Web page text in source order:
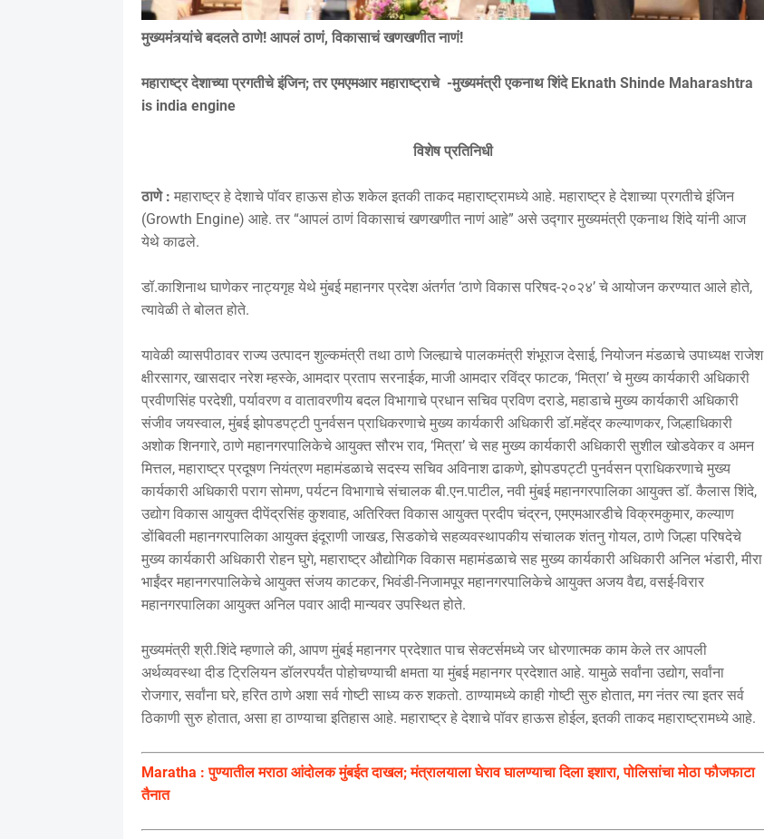
मुख्यमंत्र्यांचे बदलते ठाणे! आपलं ठाणं, विकासाचं खणखणीत नाणं!
महाराष्ट्र देशाच्या प्रगतीचे इंजिन; तर एमएमआर महाराष्ट्राचे -मुख्यमंत्री एकनाथ शिंदे Eknath Shinde Maharashtra
is india engine
विशेष प्रतिनिधी
ठाणे : महाराष्ट्र हे देशाचे पॉवर हाऊस होऊ शकेल इतकी ताकद महाराष्‍ट्रामध्ये आहे. महाराष्ट्र हे देशाच्या प्रगतीचे इंजिन
(Growth Engine) आहे. तर “आपलं ठाणं विकासाचं खणखणीत नाणं आहे” असे उद्गार मुख्यमंत्री एकनाथ शिंदे यांनी आज
येथे काढले.
डॉ.काशिनाथ घाणेकर नाट्यगृह येथे मुंबई महानगर प्रदेश अंतर्गत ‘ठाणे विकास परिषद-२०२४’ चे आयोजन करण्यात आले होते,
त्यावेळी ते बोलत होते.
यावेळी व्यासपीठावर राज्य उत्पादन शुल्कमंत्री तथा ठाणे जिल्ह्याचे पालकमंत्री शंभूराज देसाई, नियोजन मंडळाचे उपाध्यक्ष राजेश
क्षीरसागर, खासदार नरेश म्हस्के, आमदार प्रताप सरनाईक, माजी आमदार रविंद्र फाटक, ‘मित्रा’ चे मुख्य कार्यकारी अधिकारी
प्रवीणसिंह परदेशी, पर्यावरण व वातावरणीय बदल विभागाचे प्रधान सचिव प्रविण दराडे, महाडाचे मुख्य कार्यकारी अधिकारी
संजीव जयस्वाल, मुंबई झोपडपट्टी पुनर्वसन प्राधिकरणाचे मुख्य कार्यकारी अधिकारी डॉ.महेंद्र कल्याणकर, जिल्हाधिकारी
अशोक शिनगारे, ठाणे महानगरपालिकेचे आयुक्त सौरभ राव, ‘मित्रा’ चे सह मुख्य कार्यकारी अधिकारी सुशील खोडवेकर व अमन
मित्तल, महाराष्ट्र प्रदूषण नियंत्रण महामंडळाचे सदस्य सचिव अविनाश ढाकणे, झोपडपट्टी पुनर्वसन प्राधिकरणाचे मुख्य
कार्यकारी अधिकारी पराग सोमण, पर्यटन विभागाचे संचालक बी.एन.पाटील, नवी मुंबई महानगरपालिका आयुक्त डॉ. कैलास शिंदे,
उद्योग विकास आयुक्त दीपेंद्रसिंह कुशवाह, अतिरिक्त विकास आयुक्त प्रदीप चंद्रन, एमएमआरडीचे विक्रमकुमार, कल्याण
डोंबिवली महानगरपालिका आयुक्त इंदूराणी जाखड, सिडकोचे सहव्यवस्थापकीय संचालक शंतनु गोयल, ठाणे जिल्हा परिषदेचे
मुख्य कार्यकारी अधिकारी रोहन घुगे, महाराष्ट्र औद्योगिक विकास महामंडळाचे सह मुख्य कार्यकारी अधिकारी अनिल भंडारी, मीरा
भाईंदर महानगरपालिकेचे आयुक्त संजय काटकर, भिवंडी-निजामपूर महानगरपालिकेचे आयुक्त अजय वैद्य, वसई-विरार
महानगरपालिका आयुक्त अनिल पवार आदी मान्यवर उपस्थित होते.
मुख्यमंत्री श्री.शिंदे म्हणाले की, आपण मुंबई महानगर प्रदेशात पाच सेक्टर्समध्ये जर धोरणात्मक काम केले तर आपली
अर्थव्यवस्था दीड ट्रिलियन डॉलरपर्यंत पोहोचण्याची क्षमता या मुंबई महानगर प्रदेशात आहे. यामुळे सर्वांना उद्योग, सर्वांना
रोजगार, सर्वांना घरे, हरित ठाणे अशा सर्व गोष्टी साध्य करु शकतो. ठाण्यामध्ये काही गोष्टी सुरु होतात, मग नंतर त्या इतर सर्व
ठिकाणी सुरु होतात, असा हा ठाण्याचा इतिहास आहे. महाराष्ट्र हे देशाचे पॉवर हाऊस होईल, इतकी ताकद महाराष्‍ट्रामध्ये आहे.
Maratha : पुण्यातील मराठा आंदोलक मुंबईत दाखल; मंत्रालयाला घेराव घालण्याचा दिला इशारा, पोलिसांचा मोठा फौजफाटा
तैनात